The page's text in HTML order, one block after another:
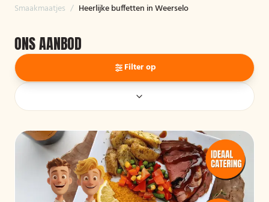
Smaakmaatjes / Heerlijke buffetten in Weerselo
ONS AANBOD
Filter op